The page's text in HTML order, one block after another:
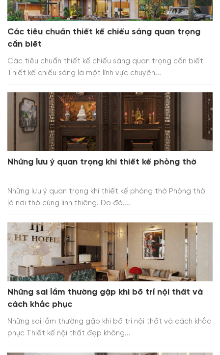
Các tiêu chuẩn thiết kế chiếu sáng quan trọng
cần biết
Các tiêu chuẩn thiết kế chiếu sáng quan trọng cần biết
Thiết kế chiếu sáng là một lĩnh vực chuyên...
Những lưu ý quan trọng khi thiết kế phòng thờ
Những lưu ý quan trọng khi thiết kế phòng thờ Phòng thờ
là nơi thờ cúng linh thiêng. Do đó,...
Những sai lầm thường gặp khi bố trí nội thất và
cách khắc phục
Những sai lầm thường gặp khi bố trí nội thất và cách khắc
phục Thiết kế nội thất đẹp không...